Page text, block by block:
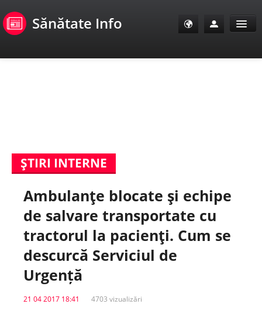
Sănătate Info
E-Sănătate Pacienți
E-Sănătate Medici
E-Sănătate Instituții
Tuberculoza Info
ŞTIRI INTERNE
Ambulanţe blocate şi echipe
de salvare transportate cu
tractorul la pacienţi. Cum se
descurcă Serviciul de
Urgență
21 04 2017 18:41 4703 vizualizări